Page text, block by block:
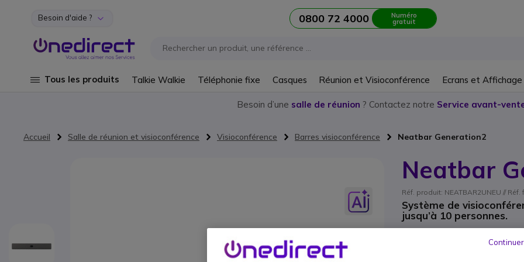
Aller au contenu
Besoin d'aide ? 0800 72 4000 Numéro
gratuit
Tous les produits Talkie Walkie Téléphonie fixe Casques Réunion et Visioconférence Ecrans et
Besoin d’une salle de réunion ? Contactez notre Service avant-
Accueil Salle de réunion et visioconférence Visioconférence Barres visioconférence Neatbar Generation2
Neatbar
Réf. produit: NEATBAR2UNEU //
Système de
jusqu’à 10 personnes.
3 639,95 € 4